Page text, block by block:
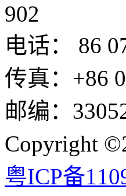
902
电话： 86
传真：+86
邮编：
Copyright
粤ICP备